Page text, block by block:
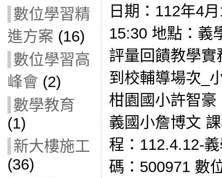
數位學習精
進方案 (16)
數位學習高
峰會 (2)
數學教育
(1)
新大樓施工
(36)
日期：112年4
15:30 地點：義
評量回饋教學
到校輔導場次_
柑園國小許智
義國小詹博文
程：112.4.12-
碼：500971 數